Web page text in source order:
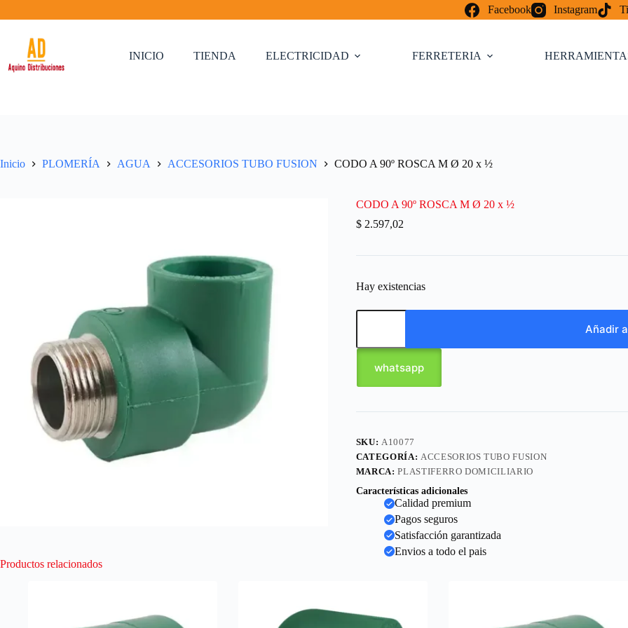
al
Facebook Instagram
INICIO TIENDA ELECTRICIDAD FERRETERIA
Inicio PLOMERÍA AGUA ACCESORIOS TUBO FUSION CODO A 90º ROSCA M Ø 20 x ½
CODO A 90º ROSCA M Ø 20 x ½
$2.597,02
Hay existencias
Añadir
whatsapp
SKU:A10077
CATEGORÍA: ACCESORIOS TUBO FUSION
MARCA:PLASTIFERRO DOMICILIARIO
Características adicionales
Calidad premium
Pagos seguros
Satisfacción garantizada
Envios a todo el pais
Productos relacionados